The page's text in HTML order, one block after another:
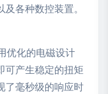
各种数控装置。
优化的电磁设计
可产生稳定的扭矩
了毫秒级的响应时